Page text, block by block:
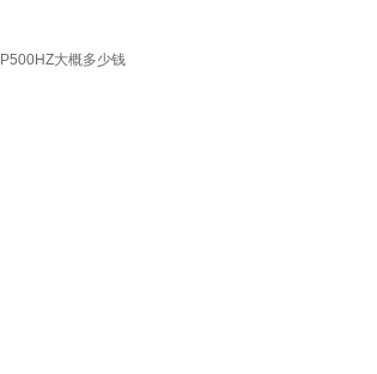
大概多少钱